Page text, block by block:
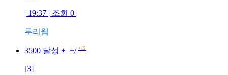
| 19:37 | 조회 0 |
루리웹
3500 달성 +_+/ +12
[3]